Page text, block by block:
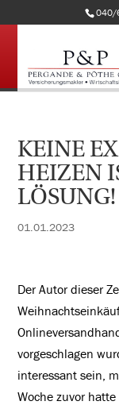
040/
KEINE
HEIZEN
LÖSUNG!
01.01.2023
Der Autor dieser
vorgeschlagen
interessant sein,
Woche zuvor